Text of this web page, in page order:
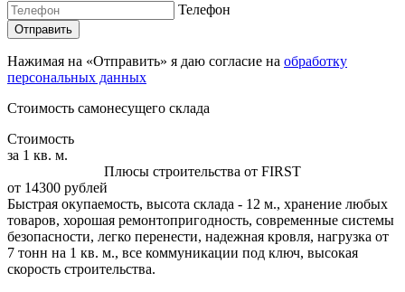
Телефон
Нажимая на «Отправить» я даю согласие на обработку
персональных данных
Стоимость самонесущего склада
Стоимость
за 1 кв. м.
Плюсы строительства от FIRST
от 14300 рублей
Быстрая окупаемость, высота склада - 12 м., хранение любых
товаров, хорошая ремонтопригодность, современные системы
безопасности, легко перенести, надежная кровля, нагрузка от
7 тонн на 1 кв. м., все коммуникации под ключ, высокая
скорость строительства.